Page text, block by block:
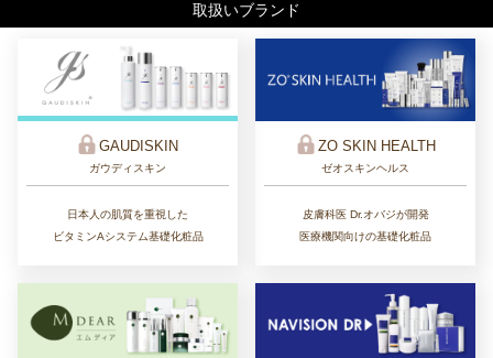
取扱いブランド
GAUDISKIN
ガウディスキン
日本人の肌質を重視した
ビタミンAシステム基礎化粧品
ZO SKIN HEALTH
ゼオスキンヘルス
皮膚科医 Dr.オバジが開発
医療機関向けの基礎化粧品